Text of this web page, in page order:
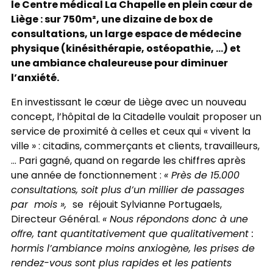
le Centre médical La Chapelle en plein cœur de
Liège : sur 750m², une dizaine de box de
consultations, un large espace de médecine
physique (kinésithérapie, ostéopathie, …) et
une ambiance chaleureuse pour diminuer
l’anxiété.
En investissant le cœur de Liège avec un nouveau
concept, l’hôpital de la Citadelle voulait proposer un
service de proximité à celles et ceux qui « vivent la
ville » : citadins, commerçants et clients, travailleurs,
… Pari gagné, quand on regarde les chiffres après
une année de fonctionnement :« Près de 15.000
consultations, soit plus d’un millier de passages
par mois », se réjouit Sylvianne Portugaels,
Directeur Général.« Nous répondons donc à une
oﬀre, tant quantitativement que qualitativement :
hormis l’ambiance moins anxiogène, les prises de
rendez-vous sont plus rapides et les patients